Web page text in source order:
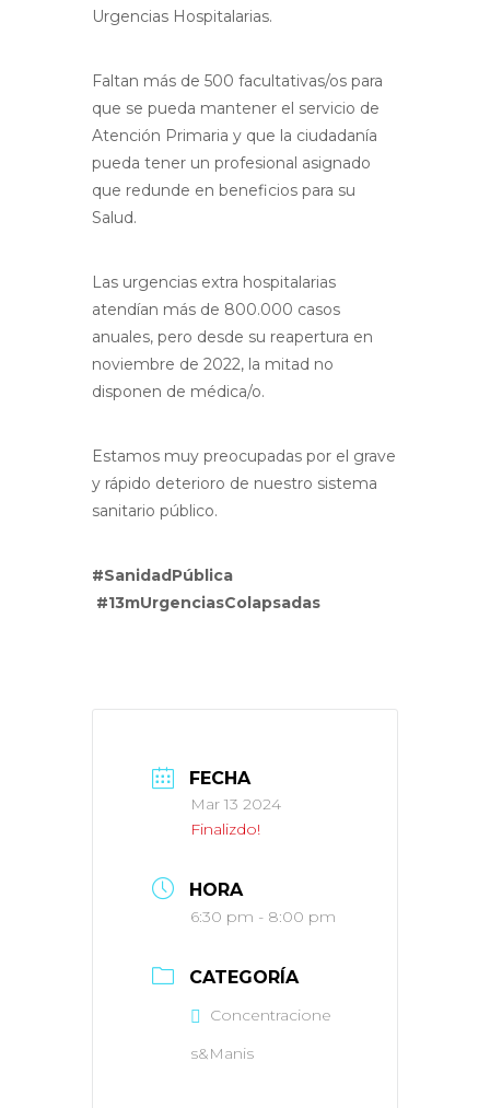
Urgencias Hospitalarias.
Faltan más de 500 facultativas/os para
que se pueda mantener el servicio de
Atención Primaria y que la ciudadanía
pueda tener un profesional asignado
que redunde en beneficios para su
Salud.
Las urgencias extra hospitalarias
atendían más de 800.000 casos
anuales, pero desde su reapertura en
noviembre de 2022, la mitad no
disponen de médica/o.
Estamos muy preocupadas por el grave
y rápido deterioro de nuestro sistema
sanitario público.
#SanidadPública
#13mUrgenciasColapsadas
FECHA
Mar 13 2024
Finalizdo!
HORA
6:30 pm - 8:00 pm
CATEGORÍA
Concentracione
s&Manis